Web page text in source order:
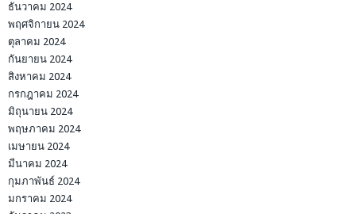
ธันวาคม 2024
พฤศจิกายน 2024
ตุลาคม 2024
กันยายน 2024
สิงหาคม 2024
กรกฎาคม 2024
มิถุนายน 2024
พฤษภาคม 2024
เมษายน 2024
มีนาคม 2024
กุมภาพันธ์ 2024
มกราคม 2024